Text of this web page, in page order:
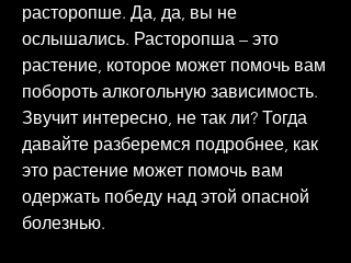
расторопше. Да, да, вы не
ослышались. Расторопша – это
растение, которое может помочь вам
побороть алкогольную зависимость.
Звучит интересно, не так ли? Тогда
давайте разберемся подробнее, как
это растение может помочь вам
одержать победу над этой опасной
болезнью.